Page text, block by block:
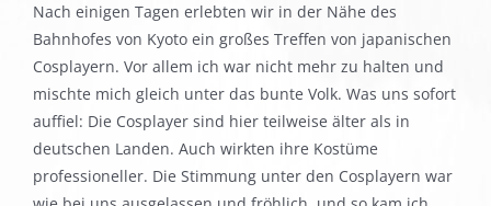
Nach einigen Tagen erlebten wir in der Nähe des
Bahnhofes von Kyoto ein großes Treffen von japanischen
Cosplayern. Vor allem ich war nicht mehr zu halten und
mischte mich gleich unter das bunte Volk. Was uns sofort
auffiel: Die Cosplayer sind hier teilweise älter als in
deutschen Landen. Auch wirkten ihre Kostüme
professioneller. Die Stimmung unter den Cosplayern war